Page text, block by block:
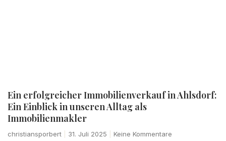
Ein erfolgreicher Immobilienverkauf in Ahlsdorf:
Ein Einblick in unseren Alltag als
Immobilienmakler
christiansporbert 31. Juli 2025 Keine Kommentare